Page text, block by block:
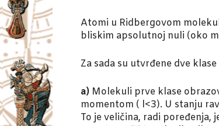
Atomi u Ridbergovom
bliskim apsolutnoj nuli (oko
Za sada su utvrđene dve
a) Molekuli prve klase
momentom ( l<3). U stanju
To je veličina, radi poređenja,